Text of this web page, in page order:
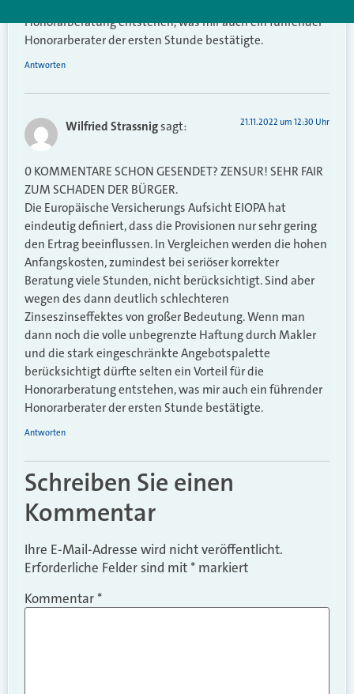
Honorarberatung entstehen, was mir auch ein führender
Honorarberater der ersten Stunde bestätigte.
Antworten
Wilfried Strassnigsagt: 21.11.2022 um 12:30 Uhr
0 KOMMENTARE SCHON GESENDET? ZENSUR! SEHR FAIR
ZUM SCHADEN DER BÜRGER.
Die Europäische Versicherungs Aufsicht EIOPA hat
eindeutig definiert, dass die Provisionen nur sehr gering
den Ertrag beeinflussen. In Vergleichen werden die hohen
Anfangskosten, zumindest bei seriöser korrekter
Beratung viele Stunden, nicht berücksichtigt. Sind aber
wegen des dann deutlich schlechteren
Zinseszinseffektes von großer Bedeutung. Wenn man
dann noch die volle unbegrenzte Haftung durch Makler
und die stark eingeschränkte Angebotspalette
berücksichtigt dürfte selten ein Vorteil für die
Honorarberatung entstehen, was mir auch ein führender
Honorarberater der ersten Stunde bestätigte.
Antworten
Schreiben Sie einen
Kommentar
Ihre E-Mail-Adresse wird nicht veröffentlicht.
Erforderliche Felder sind mit* markiert
Kommentar*